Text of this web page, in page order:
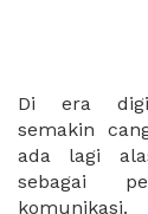
Di era
semakin
ada lagi
sebagai
terganggu.
mengenai
akibat dua
kurangnya